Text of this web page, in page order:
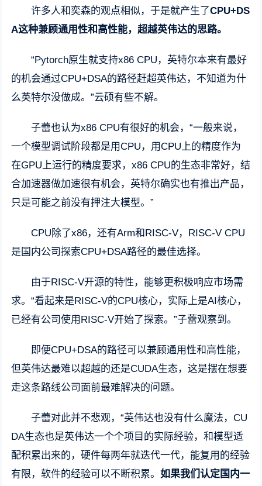
许多人和奕森的观点相似，于是就产生了CPU+DS
A这种兼顾通用性和高性能，超越英伟达的思路。
“Pytorch原生就支持x86 CPU，英特尔本来有最好
的机会通过CPU+DSA的路径赶超英伟达，不知道为什
么英特尔没做成。”云硕有些不解。
子蕾也认为x86 CPU有很好的机会，“一般来说，
一个模型调试阶段都是用CPU，用CPU上的精度作为
在GPU上运行的精度要求，x86 CPU的生态非常好，结
合加速器做加速很有机会，英特尔确实也有推出产品，
只是可能之前没有押注大模型。”
CPU除了x86，还有Arm和RISC-V，RISC-V CPU
是国内公司探索CPU+DSA路径的最佳选择。
由于RISC-V开源的特性，能够更积极响应市场需
求。“看起来是RISC-V的CPU核心，实际上是AI核心，
已经有公司使用RISC-V开始了探索。”子蕾观察到。
即便CPU+DSA的路径可以兼顾通用性和高性能，
但英伟达最难以超越的还是CUDA生态，这是摆在想要
走这条路线公司面前最难解决的问题。
子蕾对此并不悲观，“英伟达也没有什么魔法，CU
DA生态也是英伟达一个个项目的实际经验，和模型适
配积累出来的，硬件每两年就迭代一代，能复用的经验
有限，软件的经验可以不断积累。如果我们认定国内一